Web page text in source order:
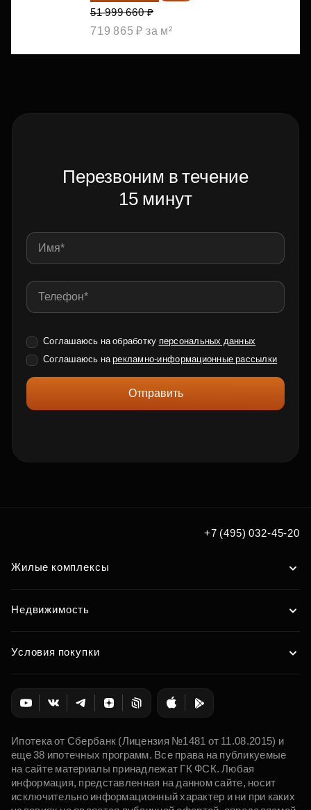
51 999 660 ₽
719 865 ₽ за м²
Перезвоним в течение
15 минут
Соглашаюсь на обработку персональных данных
Соглашаюсь нарекламно-информационные рассылки
Отправить
+7 (495) 032-45-20
Жилые комплексы
Недвижимость
Условия покупки
Ипотека от Сбербанк (Лицензия №1481 от 11.08.2015) и
еще 38 ипотечных программ. Все права на публикуемые
на сайте материалы принадлежат ГК ФСК. Любая
информация, представленная на данном сайте, носит
исключительно информационный характер и ни при каких